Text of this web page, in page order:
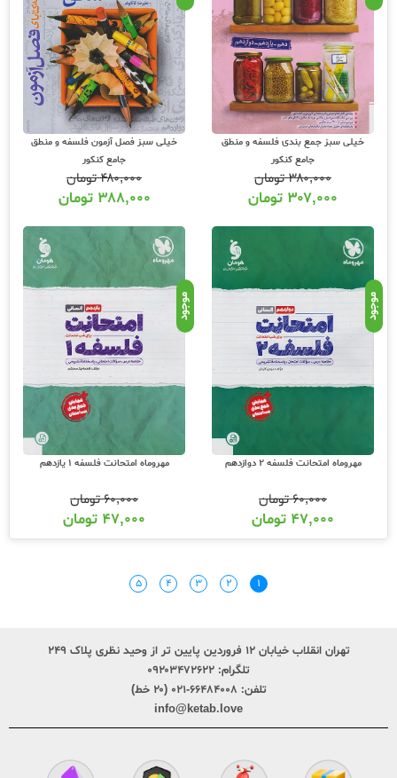
خیلی سبز جمع بندی فلسفه و منطق
جامع کنکور
۳۸۰,۰۰۰تومان
۳۰۷,۰۰۰ تومان
خیلی سبز فصل آزمون فلسفه و منطق
جامع کنکور
۴۸۰,۰۰۰تومان
۳۸۸,۰۰۰ تومان
موجود
مهروماه امتحانت فلسفه 2 دوازدهم
۶۰,۰۰۰تومان
۴۷,۰۰۰ تومان
موجود
مهروماه امتحانت فلسفه 1 یازدهم
۶۰,۰۰۰تومان
۴۷,۰۰۰ تومان
۱ ۲ ۳ ۴ ۵
تهران انقلاب خیابان ۱۲ فروردین پایین تر از وحید نظری پلاک ۲۴۹
تلگرام: ۰۹۲۰۳۴۷۲۶۲۲
تلفن: ۶۶۴۸۴۰۰۸-۰۲۱ (۲۰ خط)
info@ketab.love